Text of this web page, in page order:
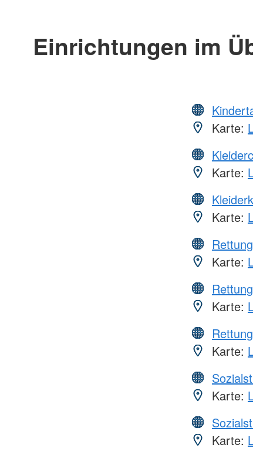
Einrichtungen im
Karte:
Karte:
Karte:
Karte:
Karte:
Karte:
Karte:
Karte: